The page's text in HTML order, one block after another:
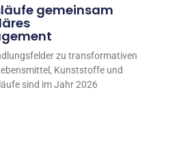
gemeinsam
zu transformativen
Kunststoffe und
sind im Jahr 2026